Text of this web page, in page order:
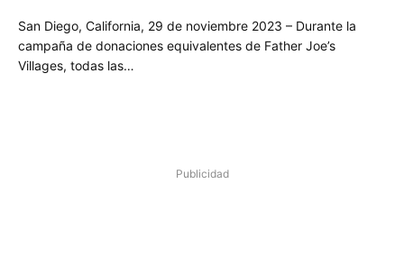
San Diego, California, 29 de noviembre 2023 – Durante la
campaña de donaciones equivalentes de Father Joe’s
Villages, todas las…
Publicidad